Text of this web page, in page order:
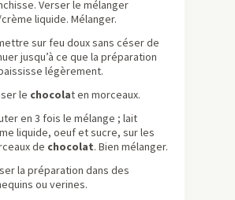
Verser le mélanger
liquide. Mélanger.
sur feu doux sans céser de
jusqu’à ce que la préparation
légèrement.
le chocolat en morceaux.
en 3 fois le mélange ; lait
liquide, oeuf et sucre, sur les
de chocolat. Bien mélanger.
la préparation dans des
ou verines.